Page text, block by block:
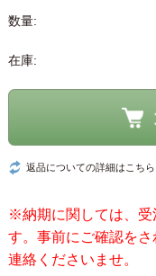
数量:
在庫:
返品についての詳細はこちら
※納期に関しては、受
す。事前にご確認をさ
連絡くださいませ。